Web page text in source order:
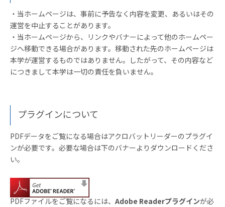
・当ホームページは、事前に予告なく内容を変更、あるいはその
運営を中止することがあります。
・当ホームページから、リンクやバナーによって他のホームペー
ジへ移動できる場合があります。移動された先のホームページは
本学が運営するものではありません。したがって、その内容など
につきまして本学は一切の責任を負いません。
プラグインについて
PDFデータをご覧になる場合はアクロバットリーダーのプラグイ
ンが必要です。必要な場合は下のバナーよりダウンロードくださ
い。
PDFファイルをご覧になるには、 Adobe Readerプラグインが必